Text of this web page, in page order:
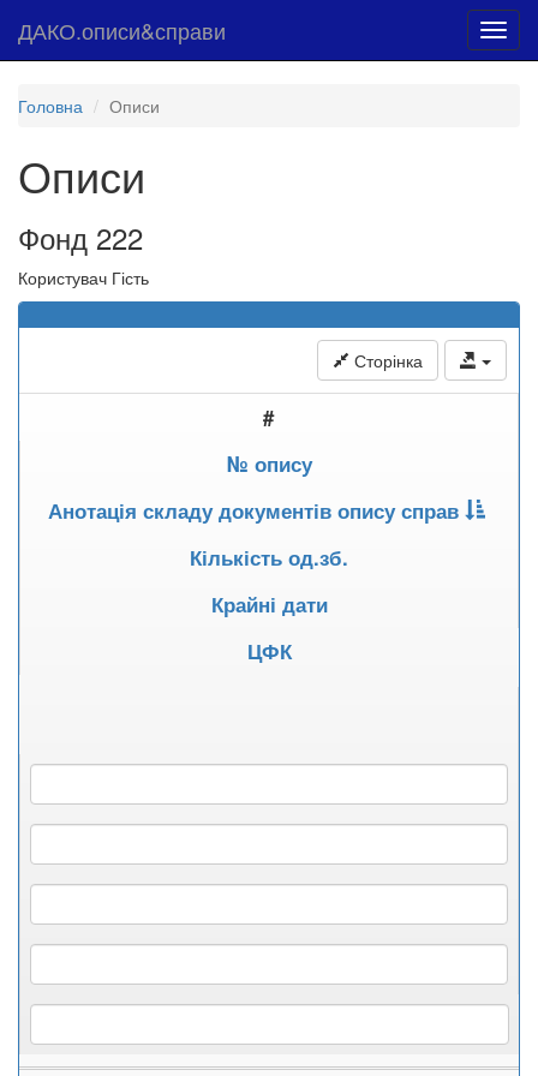
ДАКО.описи&справи
Головна Описи
Описи
Фонд 222
Користувач Гість
Сторінка
#
№ опису
Анотація складу документів опису справ
Кількість од.зб.
Крайні дати
ЦФК